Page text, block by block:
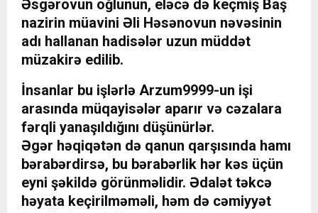
Əsgərovun oğlunun, eləcə də keçmiş Baş
nazirin müavini Əli Həsənovun nəvəsinin
adı hallanan hadisələr uzun müddət
müzakirə edilib.
İnsanlar bu işlərlə Arzum9999-un işi
arasında müqayisələr aparır və cəzalara
fərqli yanaşıldığını düşünürlər.
Əgər həqiqətən də qanun qarşısında hamı
bərabərdirsə, bu bərabərlik hər kəs üçün
eyni şəkildə görünməlidir. Ədalət təkcə
həyata keçirilməməli, həm də cəmiyyət